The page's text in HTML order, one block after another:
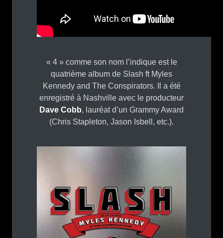
« 4 » comme son nom l’indique est le
quatrième album de Slash ft Myles
Kennedy and The Conspirators. Il a été
enregistré à Nashville avec le producteur
Dave Cobb, lauréat d’un Grammy Award
(Chris Stapleton, Jason Isbell, etc.).